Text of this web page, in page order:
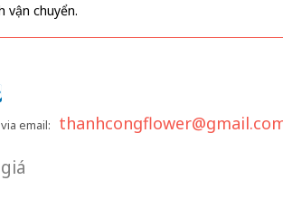
vận chuyển.
email: